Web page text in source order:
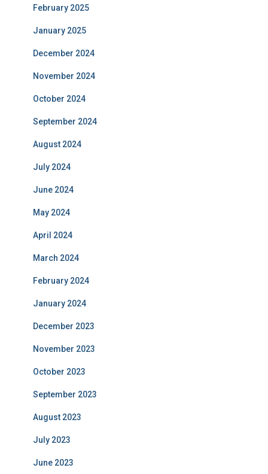
February 2025
January 2025
December 2024
November 2024
October 2024
September 2024
August 2024
July 2024
June 2024
May 2024
April 2024
March 2024
February 2024
January 2024
December 2023
November 2023
October 2023
September 2023
August 2023
July 2023
June 2023